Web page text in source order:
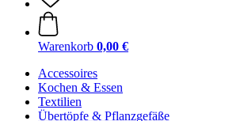
Warenkorb 0,00 €
Accessoires
Kochen & Essen
Textilien
Übertöpfe & Pflanzgefäße